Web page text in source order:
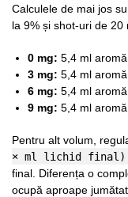
Calculele de mai jos
la 9% și shot-uri de 20
0 mg: 5,4 ml
3 mg: 5,4 ml
6 mg: 5,4 ml
9 mg: 5,4 ml
Pentru alt volum,
× ml lichid final)
final. Diferența o
ocupă aproape